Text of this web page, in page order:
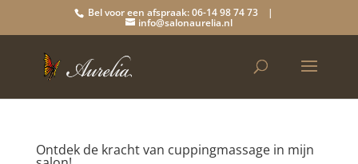
Bel voor een afspraak: 06-14 98 74 73 |
info@salonaurelia.nl
Ontdek de kracht van cuppingmassage in mijn